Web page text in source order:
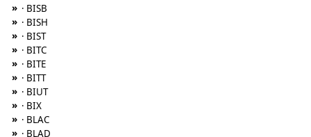
» · BISB
» · BISH
» · BIST
» · BITC
» · BITE
» · BITT
» · BIUT
» · BIX
» · BLAC
» · BLAD